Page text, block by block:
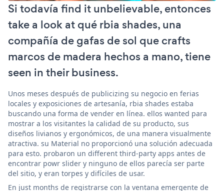
Si todavía find it unbelievable, entonces
take a look at qué rbia shades, una
compañía de gafas de sol que crafts
marcos de madera hechos a mano, tiene
seen in their business.
Unos meses después de publicizing su negocio en ferias
locales y exposiciones de artesanía, rbia shades estaba
buscando una forma de vender en línea. ellos wanted para
mostrar a los visitantes la calidad de su producto, sus
diseños livianos y ergonómicos, de una manera visualmente
atractiva. su Material no proporcionó una solución adecuada
para esto. probaron un different third-party apps antes de
encontrar powr slider y ninguno de ellos parecía ser parte
del sitio, y eran torpes y difíciles de usar.
En just months de registrarse con la ventana emergente de